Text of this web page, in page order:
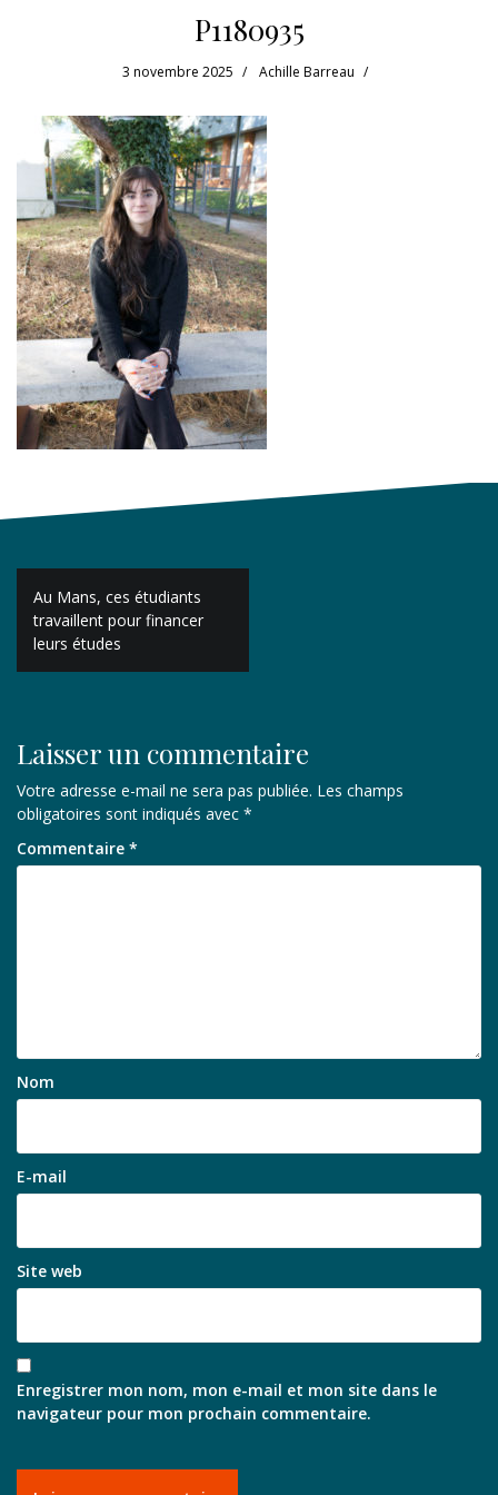
P1180935
3 novembre 2025 Achille Barreau
Navigation
de
l’article
Au Mans, ces étudiants
travaillent pour financer
leurs études
Laisser un commentaire
Votre adresse e-mail ne sera pas publiée. Les champs
obligatoires sont indiqués avec *
Commentaire *
Nom
E-mail
Site web
Enregistrer mon nom, mon e-mail et mon site dans le
navigateur pour mon prochain commentaire.